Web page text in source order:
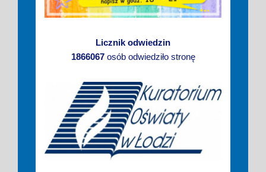
Licznik odwiedzin
1866067osób odwiedziło stronę